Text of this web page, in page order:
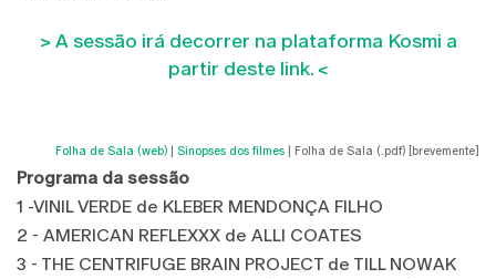
> A sessão irá decorrer na plataforma Kosmi a
partir deste link. <
Folha de Sala (web) Sinopses dos filmes | Folha de Sala (.pdf) [brevemente]
Programa da sessão
1 -VINIL VERDE de KLEBER MENDONÇA FILHO
2 - AMERICAN REFLEXXX de ALLI COATES
3 - THE CENTRIFUGE BRAIN PROJECT de TILL NOWAK